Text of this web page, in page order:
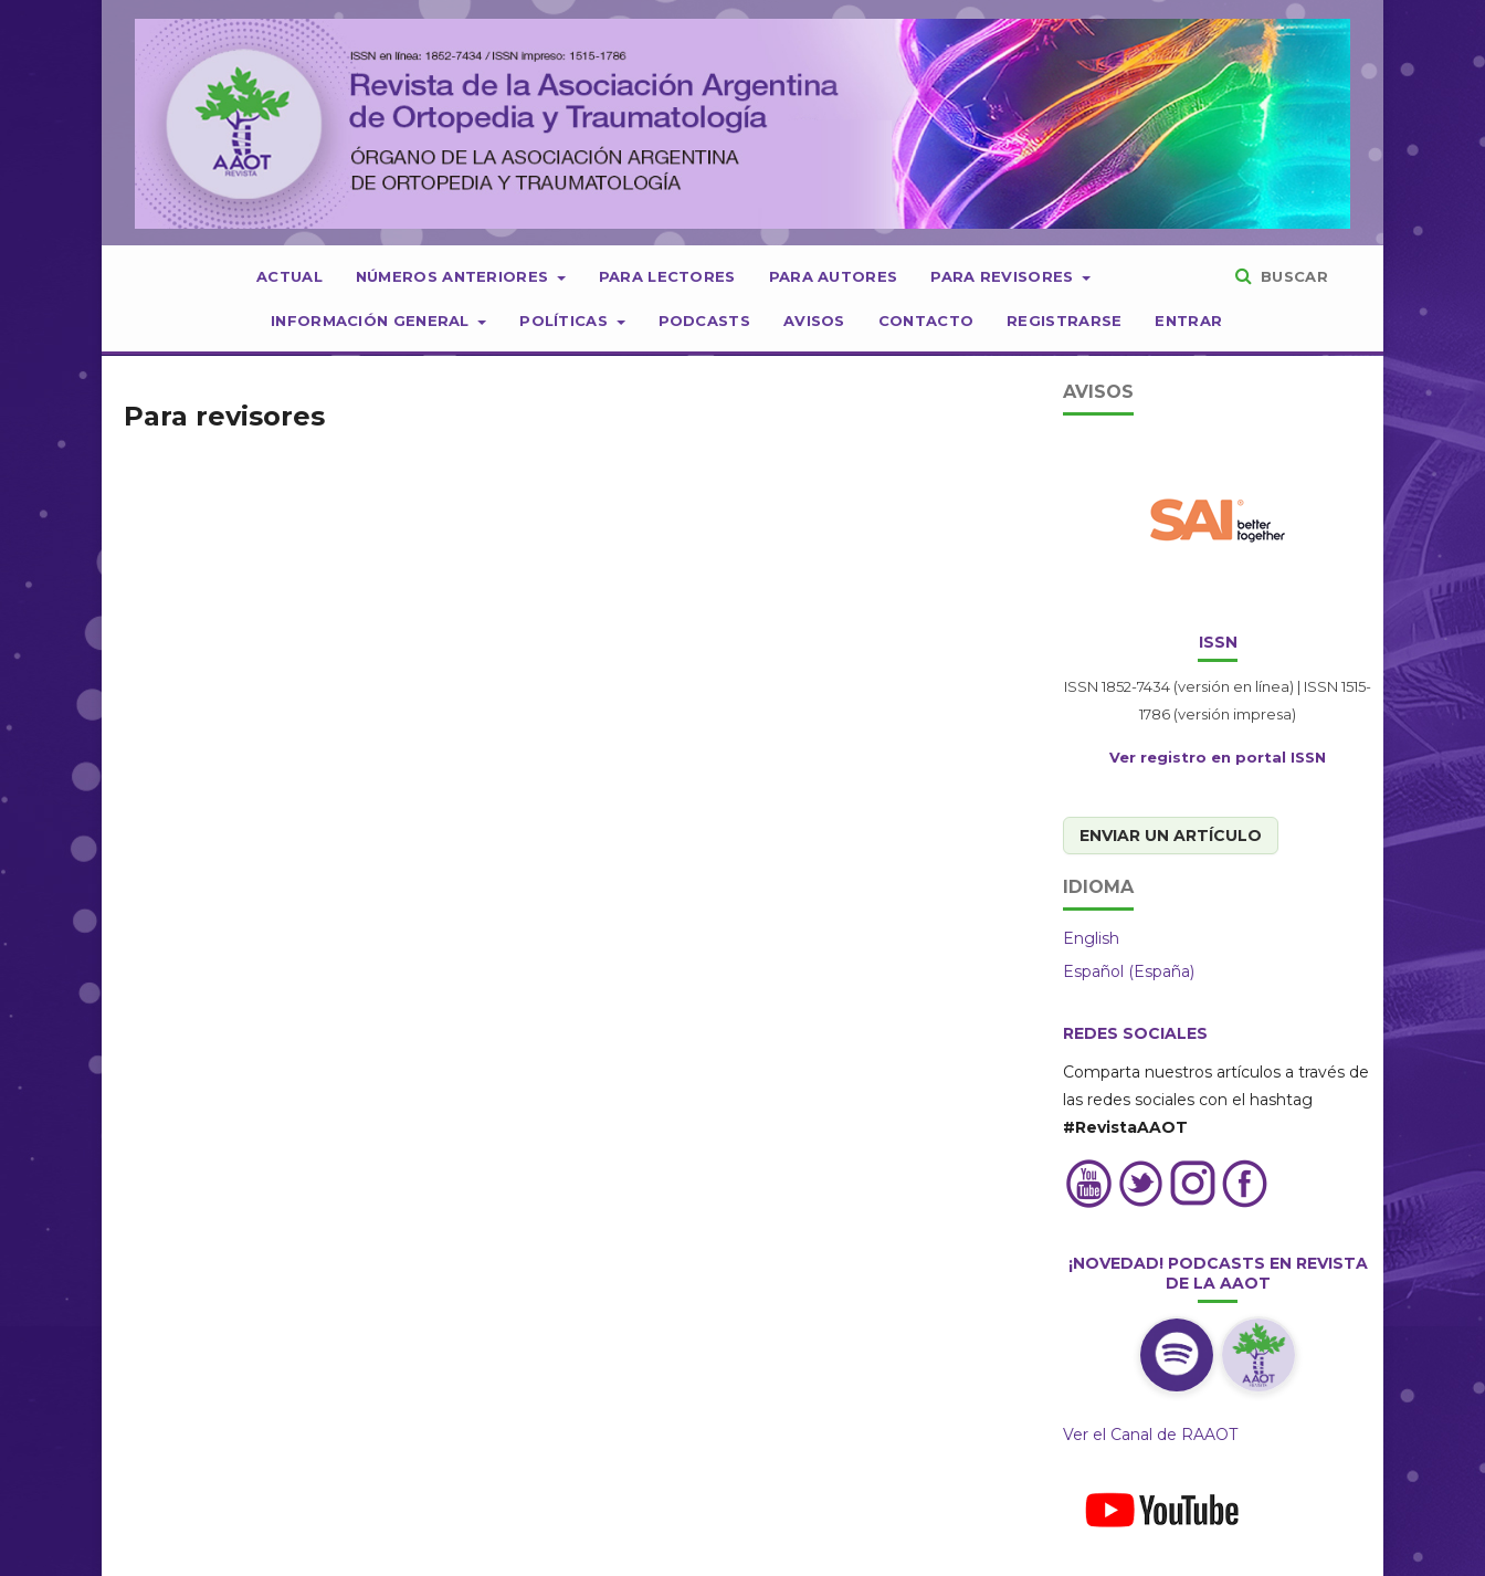
ACTUAL NÚMEROS ANTERIORES PARA LECTORES PARA AUTORES PARA REVISORES
INFORMACIÓN GENERAL POLÍTICAS PODCASTS AVISOS CONTACTO REGISTRARSE ENTRAR
BUSCAR
Para revisores
AVISOS
ISSN
ISSN 1852-7434 (versión en línea) | ISSN 1515-
1786 (versión impresa)
Ver registro en portal ISSN
ENVIAR UN ARTÍCULO
IDIOMA
English
Español (España)
REDES SOCIALES
Comparta nuestros artículos a través de
las redes sociales con el hashtag
#RevistaAAOT
¡NOVEDAD! PODCASTS EN REVISTA
DE LA AAOT
Ver el Canal de RAAOT